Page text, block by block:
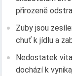
přirozeně
Zuby jsou
chuť k jídlu a
Nedostatek
dochází k